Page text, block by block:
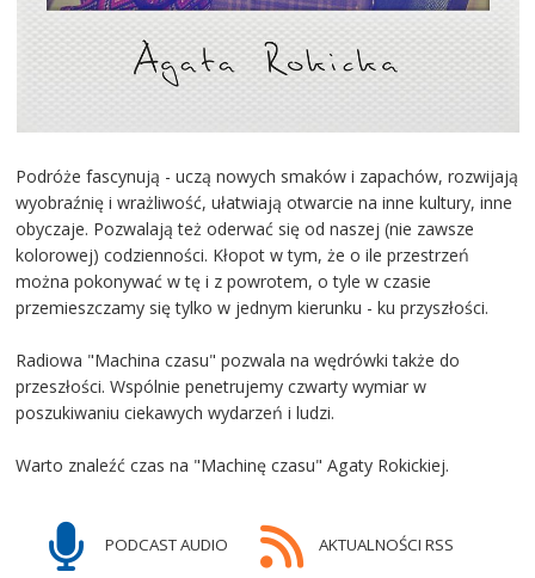
Podróże fascynują - uczą nowych smaków i zapachów, rozwijają
wyobraźnię i wrażliwość, ułatwiają otwarcie na inne kultury, inne
obyczaje. Pozwalają też oderwać się od naszej (nie zawsze
kolorowej) codzienności. Kłopot w tym, że o ile przestrzeń
można pokonywać w tę i z powrotem, o tyle w czasie
przemieszczamy się tylko w jednym kierunku - ku przyszłości.
Radiowa "Machina czasu" pozwala na wędrówki także do
przeszłości. Wspólnie penetrujemy czwarty wymiar w
poszukiwaniu ciekawych wydarzeń i ludzi.
Warto znaleźć czas na "Machinę czasu" Agaty Rokickiej.
PODCAST AUDIO AKTUALNOŚCI RSS